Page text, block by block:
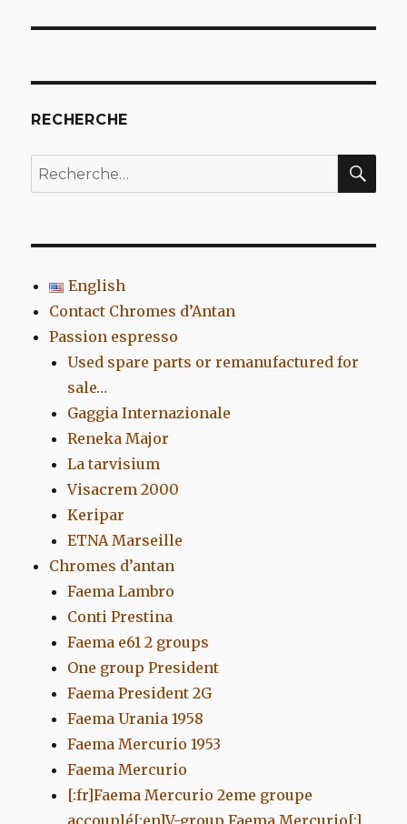
RECHERCHE
Recherche
pour
English
Contact Chromes d’Antan
Passion espresso
Used spare parts or remanufactured for
sale…
Gaggia Internazionale
Reneka Major
La tarvisium
Visacrem 2000
Keripar
ETNA Marseille
Chromes d’antan
Faema Lambro
Conti Prestina
Faema e61 2 groups
One group President
Faema President 2G
Faema Urania 1958
Faema Mercurio 1953
Faema Mercurio
[:fr]Faema Mercurio 2eme groupe